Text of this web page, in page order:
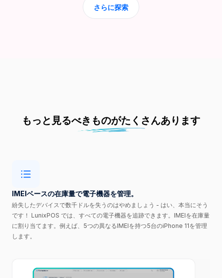
さらに探索
もっと見るべきものがたくさんあります
IMEIベースの在庫量で電子機器を管理。
紛失したデバイスで数千ドルを失うのはやめましょう - はい、本当にそう
です！ LunixPOS では、すべての電子機器を追跡できます。IMEIを在庫量
に割り当てます。例えば、5つの異なるIMEIを持つ5台のiPhone 11を管理
します。